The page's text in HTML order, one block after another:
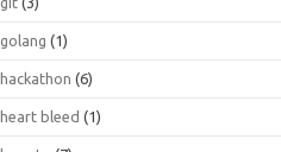
golang (1)
hackathon (6)
heart bleed (1)